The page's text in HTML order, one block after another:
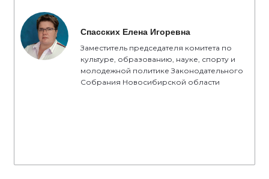
Спасских Елена Игоревна
Заместитель председателя комитета по
культуре, образованию, науке, спорту и
молодежной политике Законодательного
Собрания Новосибирской области